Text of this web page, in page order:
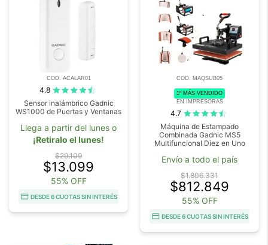
COD. ACALAR01
4.8
Sensor inalámbrico Gadnic
WS1000 de Puertas y Ventanas
Llega a partir del lunes o
¡Retiralo el lunes!
$29.109
$13.099
55% OFF
DESDE 6 CUOTAS SIN INTERÉS
COD. MAQSUB05
1º MÁS VENDIDO
EN IMPRESORAS
4.7
Máquina de Estampado
Combinada Gadnic MS5
Multifuncional Diez en Uno
Envío a todo el país
$1.806.331
$812.849
55% OFF
DESDE 6 CUOTAS SIN INTERÉS